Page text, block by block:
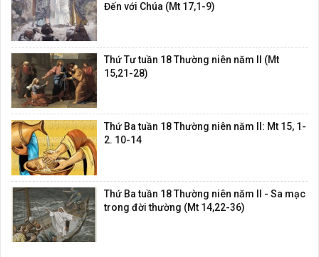
Đến với Chúa (Mt 17,1-9)
Thứ Tư tuần 18 Thường niên năm II (Mt
15,21-28)
Thứ Ba tuần 18 Thường niên năm II: Mt 15, 1-
2. 10-14
Thứ Ba tuần 18 Thường niên năm II - Sa mạc
trong đời thường (Mt 14,22-36)